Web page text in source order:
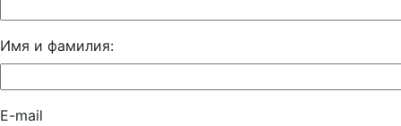
Имя и фамилия:
E-mail